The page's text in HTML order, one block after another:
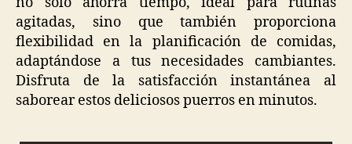
agitadas, sino que también proporciona
flexibilidad en la planificación de comidas,
adaptándose a tus necesidades cambiantes.
Disfruta de la satisfacción instantánea al
saborear estos deliciosos puerros en minutos.